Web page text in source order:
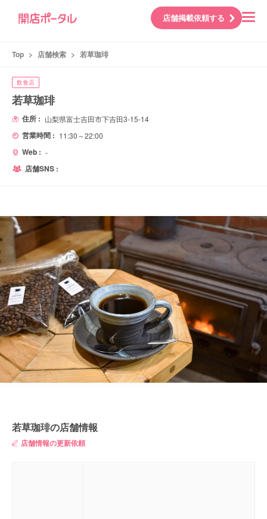
店舗掲載依頼する
Top > 店舗検索 > 若草珈琲
飲食店
若草珈琲
住所 : 山梨県富士吉田市下吉田3-15-14
営業時間 : 11:30～22:00
Web : -
店舗SNS :
若草珈琲の店舗情報
店舗情報の更新依頼